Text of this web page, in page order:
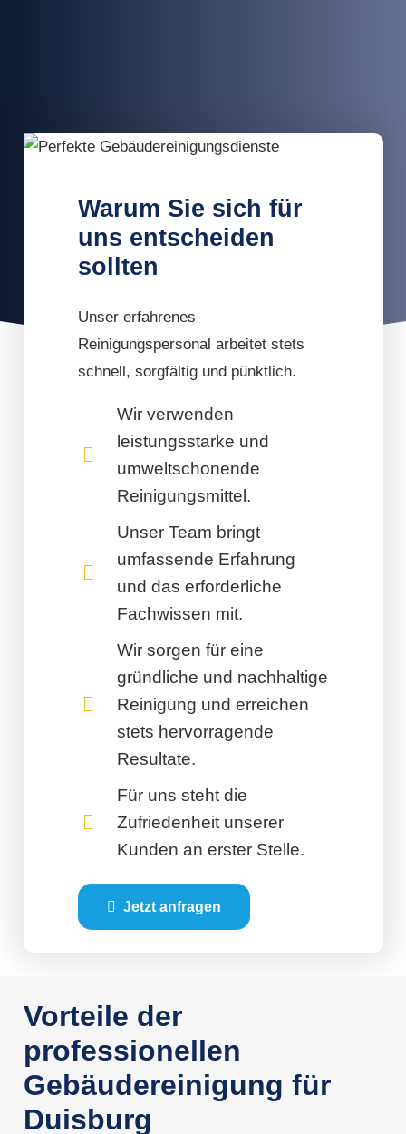
Warum Sie sich für
uns entscheiden
sollten
Unser erfahrenes
Reinigungspersonal arbeitet stets
schnell, sorgfältig und pünktlich.
Wir verwenden
leistungsstarke und
umweltschonende
Reinigungsmittel.
Unser Team bringt
umfassende Erfahrung
und das erforderliche
Fachwissen mit.
Wir sorgen für eine
gründliche und nachhaltige
Reinigung und erreichen
stets hervorragende
Resultate.
Für uns steht die
Zufriedenheit unserer
Kunden an erster Stelle.
Jetzt anfragen
Vorteile der
professionellen
Gebäudereinigung für
Duisburg